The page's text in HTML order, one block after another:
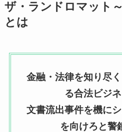
ザ・ランドロマット
とは
金融・法律を知り尽
る合法ビジ
文書流出事件を機に
を向けろと警